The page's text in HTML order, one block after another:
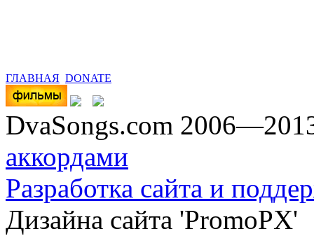
ГЛАВНАЯ DONATE
DvaSongs.com
аккордами
Разработка сайта и
Дизайна сайта 'PromoPX'